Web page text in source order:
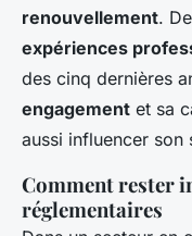
renouvellement.
expériences
des cinq dernières
engagement et sa
aussi influencer son
Comment rester
réglementaires